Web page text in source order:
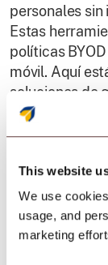
This website
We use
usage, and
marketing
personales
Estas
políticas
móvil. Aquí
soluciones de
Aprobar y
conecten a